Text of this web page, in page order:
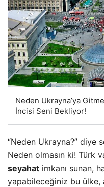
Neden Ukrayna’ya
İncisi Seni Bekliyor!
“Neden Ukrayna?” diye
Neden olmasın ki! Türk
seyahat imkanı sunan,
yapabileceğiniz bu ülke,